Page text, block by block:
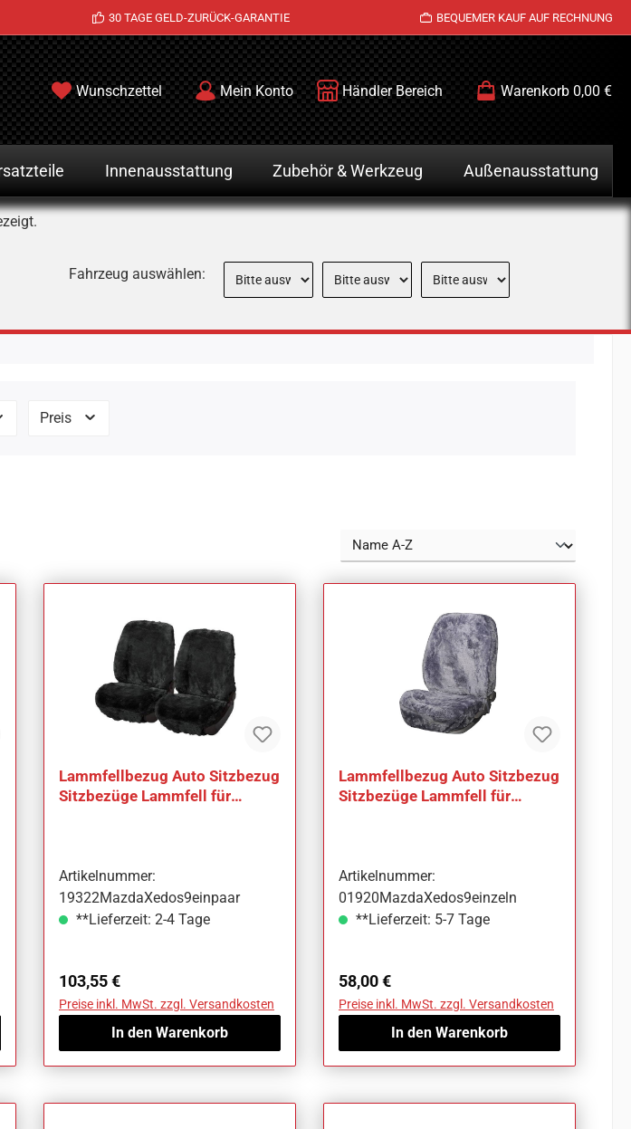
30 TAGE GELD-ZURÜCK-GARANTIE BEQUEMER KAUF AUF RECHNUNG
Wunschzettel Mein Konto Händler Bereich Warenkorb 0,00 €
Innenausstattung Zubehör & Werkzeug Außenausstattung
Fahrzeug auswählen:
Preis
Lammfellbezug Auto Sitzbezug
Sitzbezüge Lammfell für
Artikelnummer:
19322MazdaXedos9einpaar
**Lieferzeit: 2-4 Tage
Regulärer Preis:
103,55 €
Preise inkl. MwSt. zzgl. Versandkosten
In den Warenkorb
Lammfellbezug Auto Sitzbezug
Sitzbezüge Lammfell für
Artikelnummer:
01920MazdaXedos9einzeln
**Lieferzeit: 5-7 Tage
Regulärer Preis:
58,00 €
Preise inkl. MwSt. zzgl. Versandkosten
In den Warenkorb